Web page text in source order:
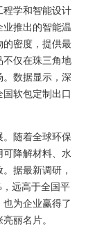
程学和智能设计
推出的智能温
的密度，提供最
不仅在珠三角地
。数据显示，深
软包定制出口
随着全球环保
降解材料、水
据最新调研，
远高于全国平
为企业赢得了
丽名片。